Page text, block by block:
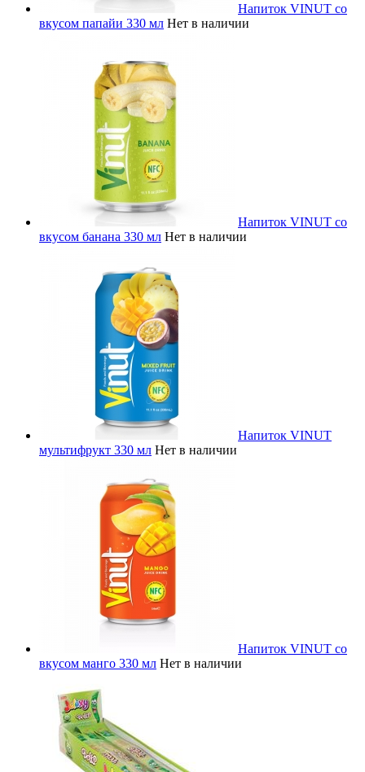
Напиток VINUT со
вкусом папайи 330 мл Нет в наличии
Напиток VINUT со
вкусом банана 330 мл Нет в наличии
Напиток VINUT
мультифрукт 330 мл Нет в наличии
Напиток VINUT со
вкусом манго 330 мл Нет в наличии